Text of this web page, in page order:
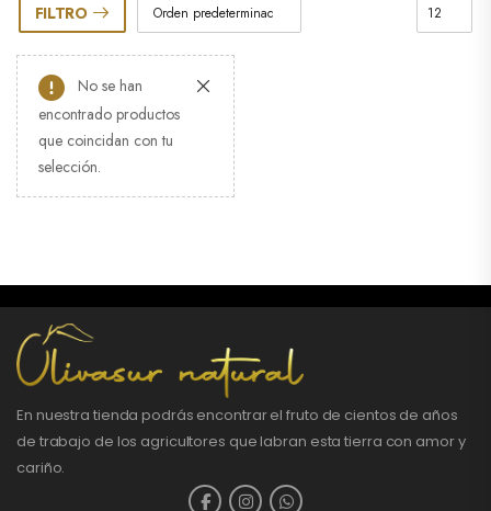
FILTRO
No se han
encontrado productos
que coincidan con tu
selección.
En nuestra tienda podrás encontrar el fruto de cientos de años
de trabajo de los agricultores que labran esta tierra con amor y
cariño.